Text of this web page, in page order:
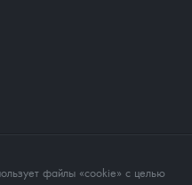
файлы «cookie» с целью